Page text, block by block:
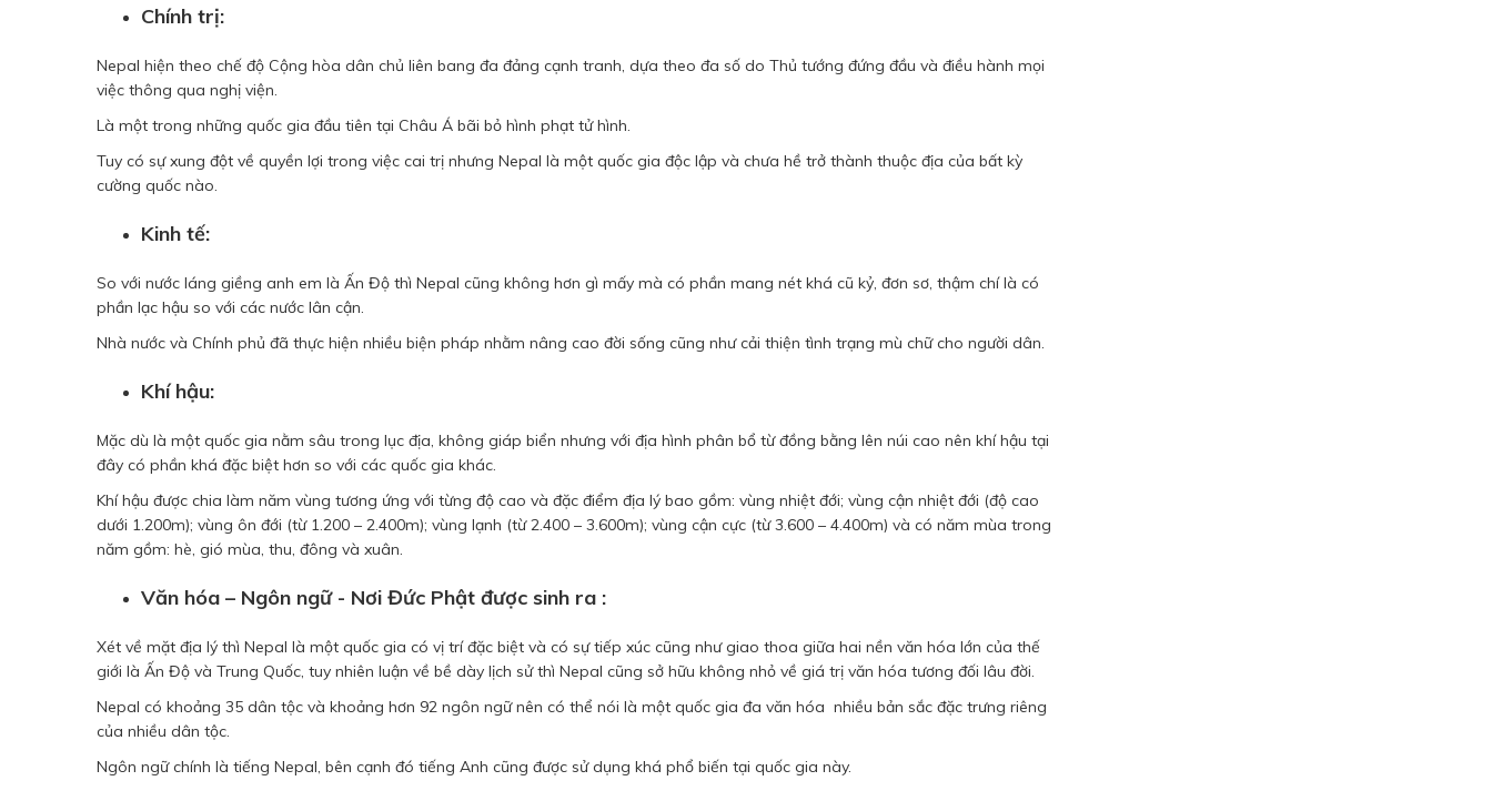
Chính trị:
Nepal hiện theo chế độ Cộng hòa dân chủ liên bang đa đảng cạnh tranh, dựa theo đa số do Thủ tướng đứng đầu và điều hành mọi
việc thông qua nghị viện.
Là một trong những quốc gia đầu tiên tại Châu Á bãi bỏ hình phạt tử hình.
Tuy có sự xung đột về quyền lợi trong việc cai trị nhưng Nepal là một quốc gia độc lập và chưa hề trở thành thuộc địa của bất kỳ
cường quốc nào.
Kinh tế:
So với nước láng giềng anh em là Ấn Độ thì Nepal cũng không hơn gì mấy mà có phần mang nét khá cũ kỷ, đơn sơ, thậm chí là có
phần lạc hậu so với các nước lân cận.
Nhà nước và Chính phủ đã thực hiện nhiều biện pháp nhằm nâng cao đời sống cũng như cải thiện tình trạng mù chữ cho người dân.
Khí hậu:
Mặc dù là một quốc gia nằm sâu trong lục địa, không giáp biển nhưng với địa hình phân bổ từ đồng bằng lên núi cao nên khí hậu tại
đây có phần khá đặc biệt hơn so với các quốc gia khác.
Khí hậu được chia làm năm vùng tương ứng với từng độ cao và đặc điểm địa lý bao gồm: vùng nhiệt đới; vùng cận nhiệt đới (độ cao
dưới 1.200m); vùng ôn đới (từ 1.200 – 2.400m); vùng lạnh (từ 2.400 – 3.600m); vùng cận cực (từ 3.600 – 4.400m) và có năm mùa trong
năm gồm: hè, gió mùa, thu, đông và xuân.
Văn hóa – Ngôn ngữ - Nơi Đức Phật được sinh ra :
Xét về mặt địa lý thì Nepal là một quốc gia có vị trí đặc biệt và có sự tiếp xúc cũng như giao thoa giữa hai nền văn hóa lớn của thế
giới là Ấn Độ và Trung Quốc, tuy nhiên luận về bề dày lịch sử thì Nepal cũng sở hữu không nhỏ về giá trị văn hóa tương đối lâu đời.
Nepal có khoảng 35 dân tộc và khoảng hơn 92 ngôn ngữ nên có thể nói là một quốc gia đa văn hóa nhiều bản sắc đặc trưng riêng
của nhiều dân tộc.
Ngôn ngữ chính là tiếng Nepal, bên cạnh đó tiếng Anh cũng được sử dụng khá phổ biến tại quốc gia này.